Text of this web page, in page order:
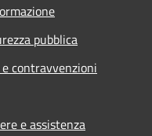
pubblica
contravvenzioni
e assistenza